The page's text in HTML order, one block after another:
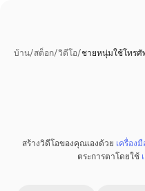
บ้าน/สต็อก/วิดีโอ/ชายหนุ่มใช้โทร
พรีเมี่ยม
สร้างวิดีโอของคุณเองด้วย เครื่อง
ตระการตาโดยใช้